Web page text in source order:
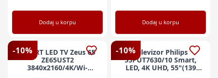
Dodaj u korpu Dodaj u korpu
-10%
SMART LED TV Zeus 65
ZE65UST2
3840x2160/4K/Wi-
-10%Televizor Philips
55PUT7630/10 Smart,
LED, 4K UHD, 55"(139